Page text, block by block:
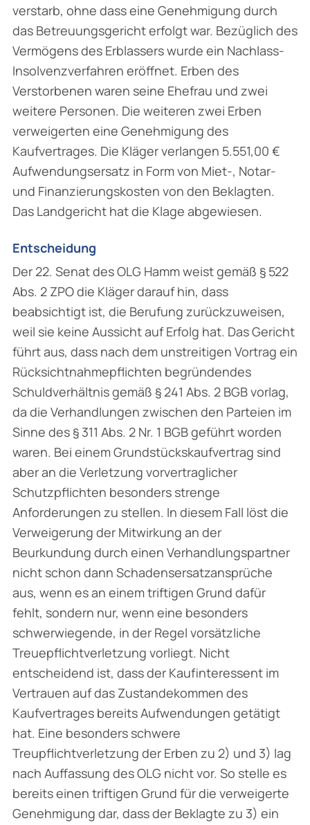
verstarb, ohne dass eine Genehmigung durch
das Betreuungsgericht erfolgt war. Bezüglich des
Vermögens des Erblassers wurde ein Nachlass-
Insolvenzverfahren eröffnet. Erben des
Verstorbenen waren seine Ehefrau und zwei
weitere Personen. Die weiteren zwei Erben
verweigerten eine Genehmigung des
Kaufvertrages. Die Kläger verlangen 5.551,00 €
Aufwendungsersatz in Form von Miet-, Notar-
und Finanzierungskosten von den Beklagten.
Das Landgericht hat die Klage abgewiesen.
Entscheidung
Der 22. Senat des OLG Hamm weist gemäß § 522
Abs. 2 ZPO die Kläger darauf hin, dass
beabsichtigt ist, die Berufung zurückzuweisen,
weil sie keine Aussicht auf Erfolg hat. Das Gericht
führt aus, dass nach dem unstreitigen Vortrag ein
Rücksichtnahmepflichten begründendes
Schuldverhältnis gemäß § 241 Abs. 2 BGB vorlag,
da die Verhandlungen zwischen den Parteien im
Sinne des § 311 Abs. 2 Nr. 1 BGB geführt worden
waren. Bei einem Grundstückskaufvertrag sind
aber an die Verletzung vorvertraglicher
Schutzpflichten besonders strenge
Anforderungen zu stellen. In diesem Fall löst die
Verweigerung der Mitwirkung an der
Beurkundung durch einen Verhandlungspartner
nicht schon dann Schadensersatzansprüche
aus, wenn es an einem triftigen Grund dafür
fehlt, sondern nur, wenn eine besonders
schwerwiegende, in der Regel vorsätzliche
Treuepflichtverletzung vorliegt. Nicht
entscheidend ist, dass der Kaufinteressent im
Vertrauen auf das Zustandekommen des
Kaufvertrages bereits Aufwendungen getätigt
hat. Eine besonders schwere
Treupflichtverletzung der Erben zu 2) und 3) lag
nach Auffassung des OLG nicht vor. So stelle es
bereits einen triftigen Grund für die verweigerte
Genehmigung dar, dass der Beklagte zu 3) ein